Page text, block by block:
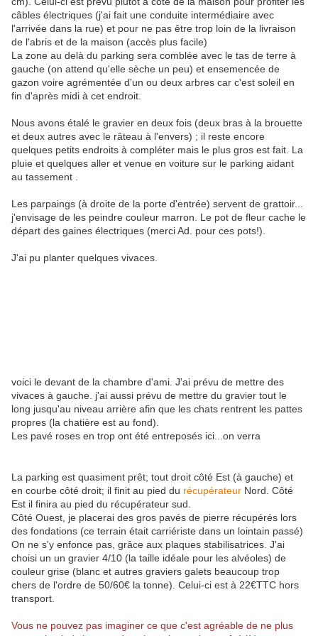
câbles électriques (j'ai fait une conduite intermédiaire avec
l'arrivée dans la rue) et pour ne pas être trop loin de la livraison
de l'abris et de la maison (accès plus facile)
La zone au delà du parking sera comblée avec le tas de terre à
gauche (on attend qu'elle sèche un peu) et ensemencée de
gazon voire agrémentée d'un ou deux arbres car c'est soleil en
fin d'après midi à cet endroit.
Nous avons étalé le gravier en deux fois (deux bras à la brouette
et deux autres avec le râteau à l'envers) ; il reste encore
quelques petits endroits à compléter mais le plus gros est fait. La
pluie et quelques aller et venue en voiture sur le parking aidant
au tassement .
Les parpaings (à droite de la porte d'entrée) servent de grattoir...
j'envisage de les peindre couleur marron. Le pot de fleur cache le
départ des gaines électriques (merci Ad. pour ces pots!).
J'ai pu planter quelques vivaces.
voici le devant de la chambre d'ami. J'ai prévu de mettre des
vivaces à gauche. j'ai aussi prévu de mettre du gravier tout le
long jusqu'au niveau arrière afin que les chats rentrent les pattes
propres (la chatière est au fond).
Les pavé roses en trop ont été entreposés ici...on verra
La parking est quasiment prêt; tout droit côté Est (à gauche) et
en courbe côté droit; il finit au pied du récupérateur Nord. Côté
Est il finira au pied du récupérateur sud.
Côté Ouest, je placerai des gros pavés de pierre récupérés lors
des fondations (ce terrain était carriériste dans un lointain passé)
On ne s'y enfonce pas, grâce aux plaques stabilisatrices. J'ai
choisi un un gravier 4/10 (la taille idéale pour les alvéoles) de
couleur grise (blanc et autres graviers galets beaucoup trop
chers de l'ordre de 50/60€ la tonne). Celui-ci est à 22€TTC hors
transport.
Vous ne pouvez pas imaginer ce que c'est agréable de ne plus